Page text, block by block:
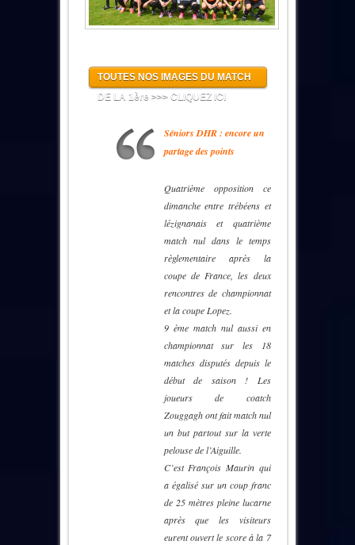
TOUTES NOS IMAGES DU MATCH
DE LA 1ère >>> CLIQUEZ ICI
Séniors DHR : encore un
partage des points
Quatrième opposition ce
dimanche entre trébéens et
lézignanais et quatrième
match nul dans le temps
règlementaire après la
coupe de France, les deux
rencontres de championnat
et la coupe Lopez.
9 ème match nul aussi en
championnat sur les 18
matches disputés depuis le
début de saison ! Les
joueurs de coatch
Zouggagh ont fait match nul
un but partout sur la verte
pelouse de l’Aiguille.
C’est François Maurin qui
a égalisé sur un coup franc
de 25 mètres pleine lucarne
après que les visiteurs
eurent ouvert le score à la 7